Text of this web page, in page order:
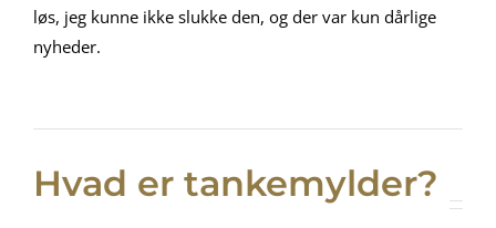
løs, jeg kunne ikke slukke den, og der var kun dårlige
nyheder.
Hvad er tankemylder?